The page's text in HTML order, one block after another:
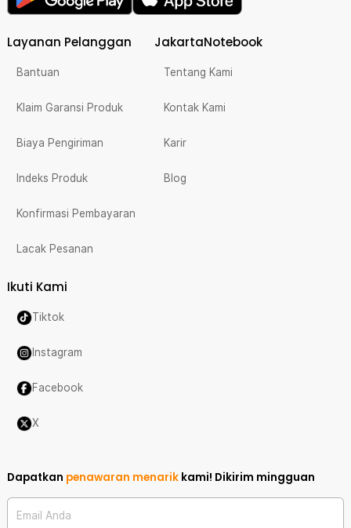
Layanan Pelanggan
Bantuan
Klaim Garansi Produk
Biaya Pengiriman
Indeks Produk
Konfirmasi Pembayaran
Lacak Pesanan
JakartaNotebook
Tentang Kami
Kontak Kami
Karir
Blog
Ikuti Kami
Tiktok
Instagram
Facebook
X
Dapatkan penawaran menarik kami! Dikirim mingguan
Email Anda